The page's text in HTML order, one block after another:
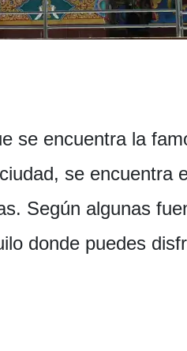
se encuentra la
se encuentra
Según algunas
donde puedes